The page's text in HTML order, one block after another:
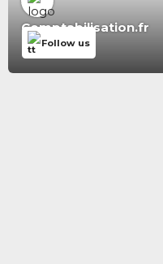
Comptabilisation.fr
Follow us